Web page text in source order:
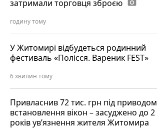
затримали торговця зброєю photo_camera
годину тому
У Житомирі відбудеться родинний
фестиваль «Полісся. Вареник FEST»
6 хвилин тому
Привласнив 72 тис. грн під приводом
встановлення вікон – засуджено до 2
років ув’язнення жителя Житомира